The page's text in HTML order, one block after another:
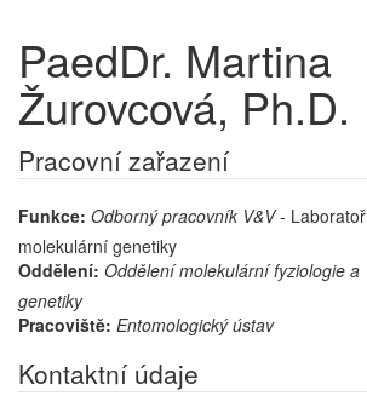
PaedDr. Martina
Žurovcová, Ph.D.
Pracovní zařazení
Funkce: Odborný pracovník V&V- Laboratoř
molekulární genetiky
Oddělení: Oddělení molekulární fyziologie a
genetiky
Pracoviště: Entomologický ústav
Kontaktní údaje